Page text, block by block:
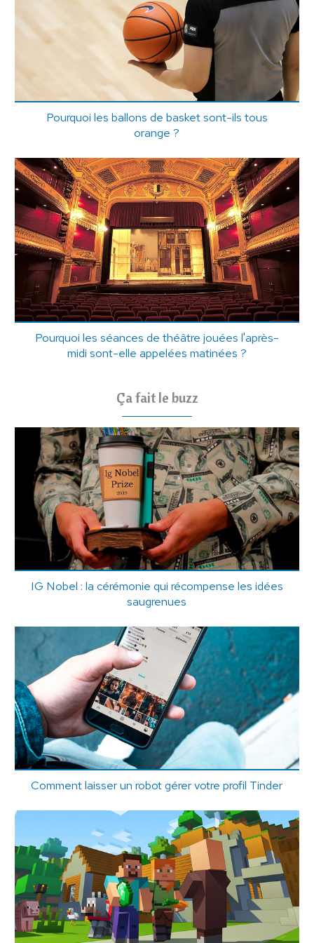
Pourquoi les ballons de basket sont-ils tous
orange ?
Pourquoi les séances de théâtre jouées l'après-
midi sont-elle appelées matinées ?
Ça fait le buzz
IG Nobel : la cérémonie qui récompense les idées
saugrenues
Comment laisser un robot gérer votre profil Tinder